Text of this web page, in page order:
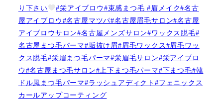
り下さい
#栄アイブロウ#束感まつ毛 #眉メイク#名古
屋アイブロウ#名古屋マツパ#名古屋眉毛サロン#名古屋
アイブロウサロン#名古屋メンズサロン#ワックス脱毛#
名古屋まつ毛パーマ#垢抜け眉#眉毛ワックス#眉毛ワッ
クス脱毛#栄眉まつ毛パーマ#栄眉毛サロン#栄アイブロ
ウ#名古屋まつ毛サロン#上下まつ毛パーマ#下まつ毛#韓
ドル風まつ毛パーマ#ラッシュアディクト#フェニックス
カールアップコーティング